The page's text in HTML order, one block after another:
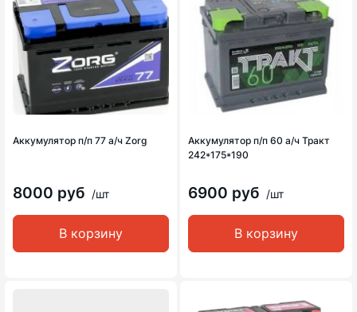
Аккумулятор п/п 77 а/ч Zorg
8000 руб /шт
В корзину
Аккумулятор п/п 60 а/ч Тракт
242*175*190
6900 руб /шт
В корзину